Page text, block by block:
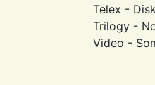
Telex -
Trilogy -
Video -